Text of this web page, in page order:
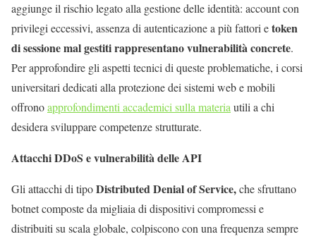
aggiunge il rischio legato alla gestione delle identità: account con
privilegi eccessivi, assenza di autenticazione a più fattori etoken
di sessione mal gestiti rappresentano vulnerabilità concrete.
Per approfondire gli aspetti tecnici di queste problematiche, i corsi
universitari dedicati alla protezione dei sistemi web e mobili
offronoapprofondimenti accademici sulla materia utili a chi
desidera sviluppare competenze strutturate.
Attacchi DDoS e vulnerabilità delle API
Gli attacchi di tipoDistributed Denial of Service,che sfruttano
botnet composte da migliaia di dispositivi compromessi e
distribuiti su scala globale, colpiscono con una frequenza sempre